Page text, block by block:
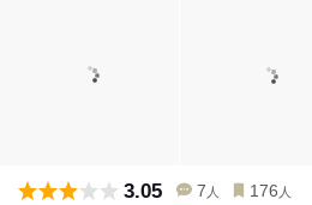
3.05 7 人 176 人